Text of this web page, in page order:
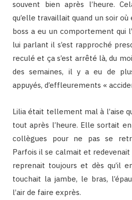
souvent bien après l’heure.
qu’elle travaillait quand un soir
boss a eu un comportement qui
lui parlant il s’est rapproché
reculé et ça s’est arrêté là, du
des semaines, il y a eu de
appuyés, d’effleurements «
Lilia était tellement mal à l’aise
tout après l’heure. Elle sortait
collègues pour ne pas se
Parfois il se calmait et
reprenait toujours et dès qu’il
touchait la jambe, le bras,
l’air de faire exprès.